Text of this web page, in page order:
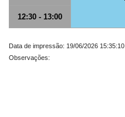
12:30 - 13:00
Data de impressão: 19/06/2026 15:35:10
Observações: